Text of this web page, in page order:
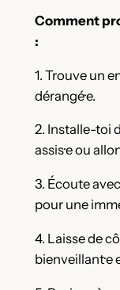
Comment
:
1. Trouve un
dérangé·e.
2. Installe-toi
assis·e ou
3. Écoute
pour une
4. Laisse de
bienveillant·e